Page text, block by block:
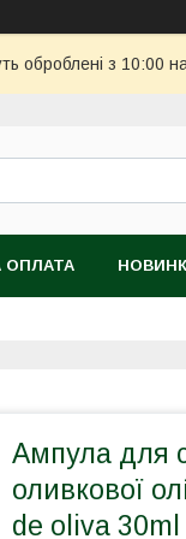
оброблені з 10:00
ОПЛАТА
Ампула для
оливкової
de oliva 30ml